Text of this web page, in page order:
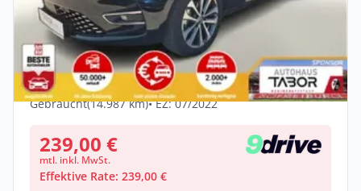
Privat
Renault ZOE ZE50 R135 Intens Kauf-Bat.
LED WinterP Nav
Elektro •Automatik • 136 PS (100 kW)
Gebraucht(14.987 km)• EZ: 07/2022
239,00 €
mtl. inkl. MwSt.
Effektive Rate: 239,00 €